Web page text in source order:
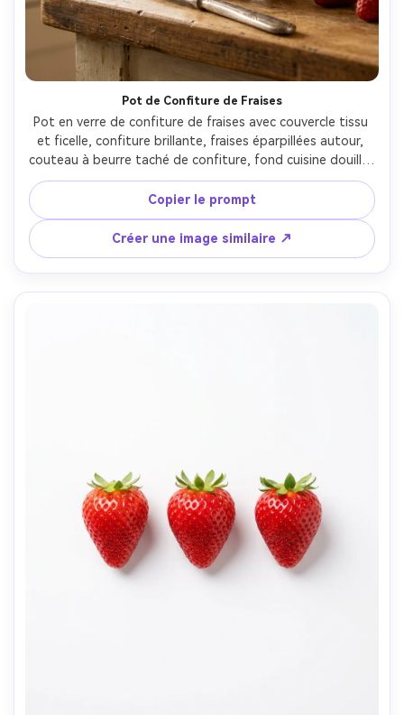
Pot de Confiture de Fraises
Pot en verre de confiture de fraises avec couvercle tissu
et ficelle, confiture brillante, fraises éparpillées autour,
couteau à beurre taché de confiture, fond cuisine douillet
flou, lumière de fenêtre chaude, prise avec Fujifilm GFX
100S et objectif 80mm, f/2.8, photoréaliste, style
éditorial convivial --ar 4:5
Copier le prompt
Créer une image similaire ↗